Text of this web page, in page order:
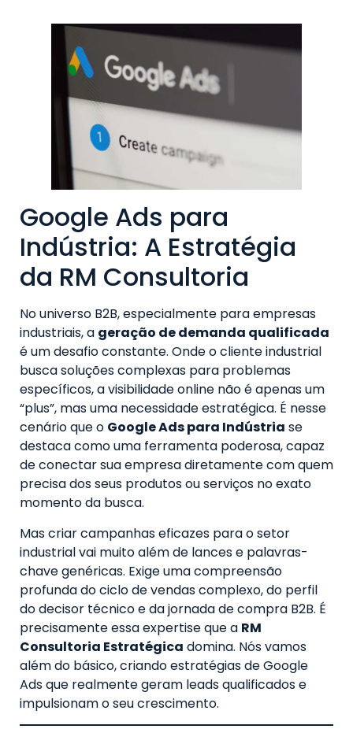
Google Ads para
Indústria: A Estratégia
da RM Consultoria
No universo B2B, especialmente para empresas
industriais, a geração de demanda qualificada
é um desafio constante. Onde o cliente industrial
busca soluções complexas para problemas
específicos, a visibilidade online não é apenas um
“plus”, mas uma necessidade estratégica. É nesse
cenário que o Google Ads para Indústria se
destaca como uma ferramenta poderosa, capaz
de conectar sua empresa diretamente com quem
precisa dos seus produtos ou serviços no exato
momento da busca.
Mas criar campanhas eficazes para o setor
industrial vai muito além de lances e palavras-
chave genéricas. Exige uma compreensão
profunda do ciclo de vendas complexo, do perfil
do decisor técnico e da jornada de compra B2B. É
precisamente essa expertise que a RM
Consultoria Estratégica domina. Nós vamos
além do básico, criando estratégias de Google
Ads que realmente geram leads qualificados e
impulsionam o seu crescimento.